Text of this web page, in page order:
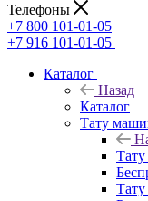
Телефоны
+7 800 101-01-05
+7 916 101-01-05
Каталог
Назад
Каталог
Тату